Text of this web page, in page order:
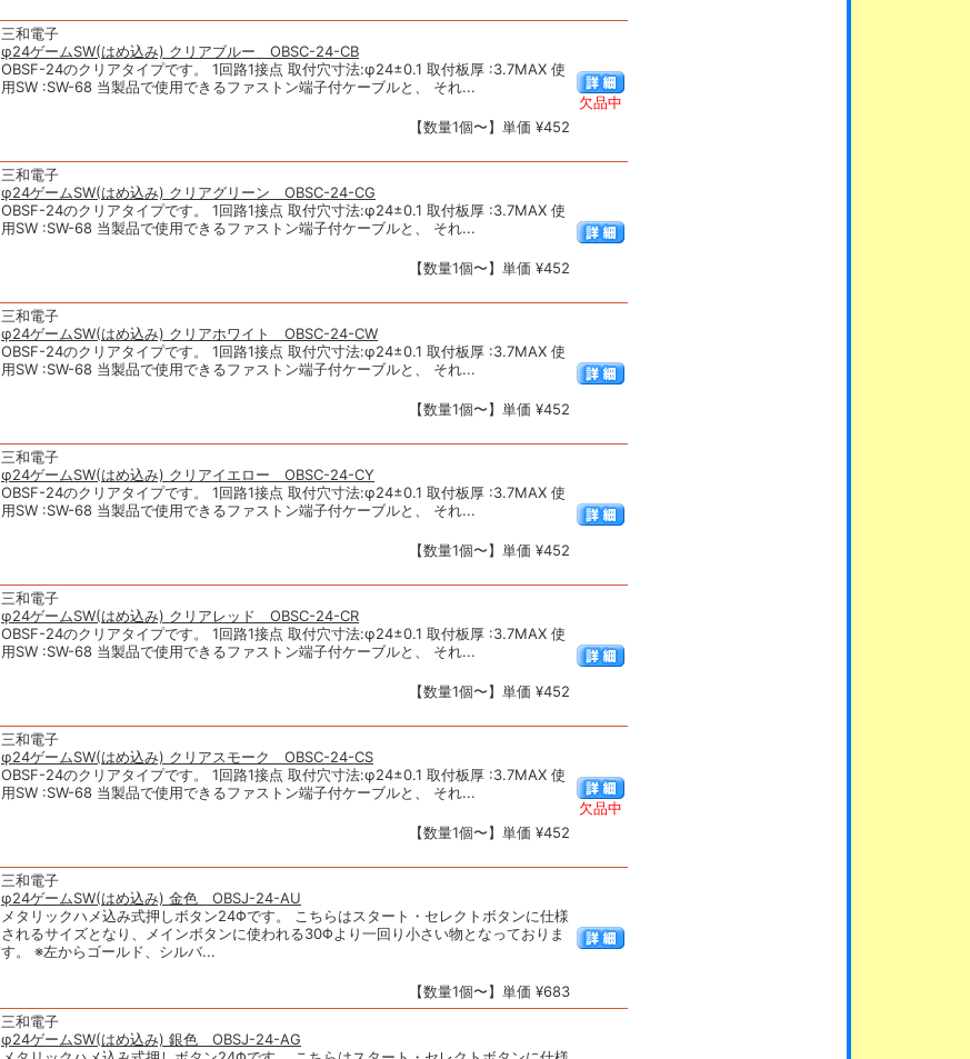
三和電子
φ24ゲームSW(はめ込み) クリアブルー OBSC-24-CB
OBSF-24のクリアタイプです。 1回路1接点 取付穴寸法:φ24±0.1 取付板厚 :3.7MAX 使
用SW :SW-68 当製品で使用できるファストン端子付ケーブルと、 それ...
【数量1個〜】単価 ¥452
欠品中
三和電子
φ24ゲームSW(はめ込み) クリアグリーン OBSC-24-CG
OBSF-24のクリアタイプです。 1回路1接点 取付穴寸法:φ24±0.1 取付板厚 :3.7MAX 使
用SW :SW-68 当製品で使用できるファストン端子付ケーブルと、 それ...
【数量1個〜】単価 ¥452
三和電子
φ24ゲームSW(はめ込み) クリアホワイト OBSC-24-CW
OBSF-24のクリアタイプです。 1回路1接点 取付穴寸法:φ24±0.1 取付板厚 :3.7MAX 使
用SW :SW-68 当製品で使用できるファストン端子付ケーブルと、 それ...
【数量1個〜】単価 ¥452
三和電子
φ24ゲームSW(はめ込み) クリアイエロー OBSC-24-CY
OBSF-24のクリアタイプです。 1回路1接点 取付穴寸法:φ24±0.1 取付板厚 :3.7MAX 使
用SW :SW-68 当製品で使用できるファストン端子付ケーブルと、 それ...
【数量1個〜】単価 ¥452
三和電子
φ24ゲームSW(はめ込み) クリアレッド OBSC-24-CR
OBSF-24のクリアタイプです。 1回路1接点 取付穴寸法:φ24±0.1 取付板厚 :3.7MAX 使
用SW :SW-68 当製品で使用できるファストン端子付ケーブルと、 それ...
【数量1個〜】単価 ¥452
三和電子
φ24ゲームSW(はめ込み) クリアスモーク OBSC-24-CS
OBSF-24のクリアタイプです。 1回路1接点 取付穴寸法:φ24±0.1 取付板厚 :3.7MAX 使
用SW :SW-68 当製品で使用できるファストン端子付ケーブルと、 それ...
【数量1個〜】単価 ¥452
欠品中
三和電子
φ24ゲームSW(はめ込み) 金色 OBSJ-24-AU
メタリックハメ込み式押しボタン24Φです。 こちらはスタート・セレクトボタンに仕様
されるサイズとなり、メインボタンに使われる30Φより一回り小さい物となっておりま
す。 ※左からゴールド、シルバ...
【数量1個〜】単価 ¥683
三和電子
φ24ゲームSW(はめ込み) 銀色 OBSJ-24-AG